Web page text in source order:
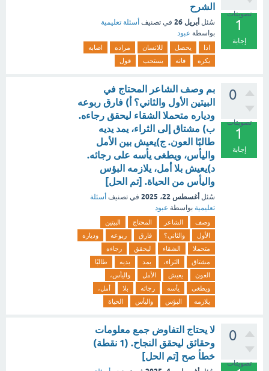
تصويتات
1
إجابة
الشرح
سُئل أبريل 26 في تصنيف أسئلة تعليمية
بواسطة عبود
اذا يحصل للانسان مراده
اصابه
يكره
فانه يستحب قول
0
تصويتات
1
إجابة
بم وصف الشاعر المحتاج في
البيتين الأول والثاني؟ أ) فارق ربوعه
ودياره متحملا الشقاء ليحقق رجاءه.
ب) مشتاق إلى الثراء، يمد يديه
طالبًا العون. ج)يعيش بين الأمل
واليأس، ويطغى يأسه على رجائه.
د)يعيش بلا أمل، يلازمه البؤس
واليأس من الحياة. [تم الحل]
سُئل أغسطس 22، 2025 في تصنيف أسئلة
تعليمية بواسطة عبود
وصف الشاعر المحتاج
البيتين
الأول
والثاني؟ فارق ربوعه
ودياره
متحملا
الشقاء ليحقق
رجاءه
مشتاق
الثراء، يمد يديه
طالبًا
العون
يعيش الأمل
واليأس،
ويطغى
يأسه رجائه بلا
أمل،
يلازمه
البؤس واليأس الحياة
0
تصويتات
لا يحتاج التفاوض جمع معلومات
وحقائق ليحقق النجاح. (1 نقطة)
خطأ صح [تم الحل]